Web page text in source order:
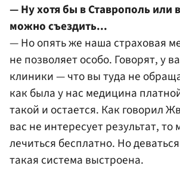
— Ну хотя бы в Ставрополь или
можно съездить...
— Но опять же наша страховая
не позволяет особо. Говорят, у
клиники — что вы туда не
как была у нас медицина
такой и остается. Как говорил
вас не интересует результат, то
лечиться бесплатно. Но
такая система выстроена.